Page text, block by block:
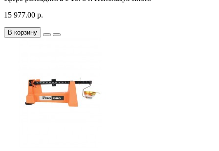
15 977.00 р.
В корзину